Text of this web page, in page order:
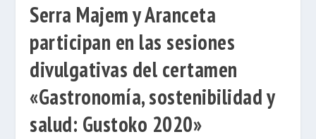
Serra Majem y Aranceta
participan en las sesiones
divulgativas del certamen
«Gastronomía, sostenibilidad y
salud: Gustoko 2020»